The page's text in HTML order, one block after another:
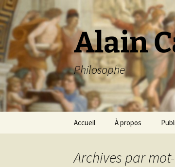
Aller
au
contenu
Alain
Philosophe
Accueil À propos
Archives par